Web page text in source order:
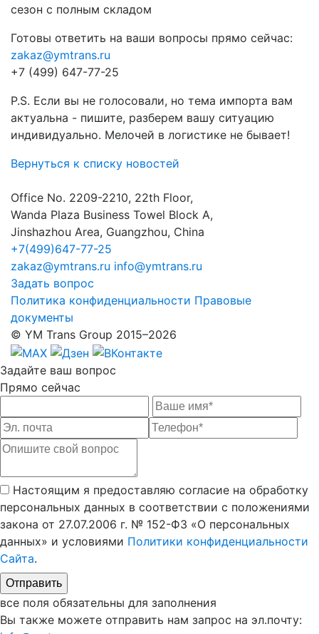
сезон с полным складом
Готовы ответить на ваши вопросы прямо сейчас:
zakaz@ymtrans.ru
+7 (499) 647-77-25
P.S. Если вы не голосовали, но тема импорта вам
актуальна - пишите, разберем вашу ситуацию
индивидуально. Мелочей в логистике не бывает!
Вернуться к списку новостей
Office No. 2209-2210, 22th Floor,
Wanda Plaza Business Towel Block A,
Jinshazhou Area, Guangzhou, China
+7(499)647-77-25
zakaz@ymtrans.ru info@ymtrans.ru
Задать вопрос
Политика конфиденциальности Правовые
документы
© YM Trans Group 2015–2026
Задайте ваш вопрос
Прямо сейчас
Настоящим я предоставляю согласие на обработку
персональных данных в соответствии с положениями
закона от 27.07.2006 г. № 152-ФЗ «О персональных
данных» и условиями Политики конфиденциальности
Сайта.
все поля обязательны для заполнения
Вы также можете отправить нам запрос на эл.почту: